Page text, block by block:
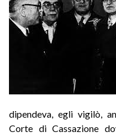
dipendeva, egli vigilò,
Corte di Cassazione